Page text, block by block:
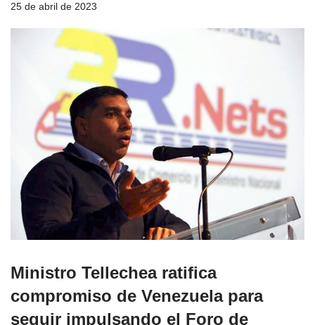
25 de abril de 2023
Ministro Tellechea ratifica
compromiso de Venezuela para
seguir impulsando el Foro de